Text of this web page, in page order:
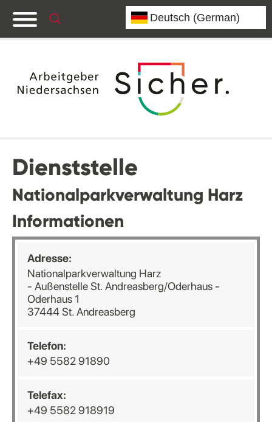
Dienststelle
Nationalparkverwaltung Harz
Informationen
Adresse:
Nationalparkverwaltung Harz
- Außenstelle St. Andreasberg/Oderhaus -
Oderhaus 1
37444 St. Andreasberg
Telefon:
+49 5582 91890
Telefax:
+49 5582 918919